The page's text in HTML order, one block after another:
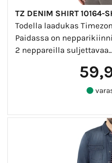
TZ DENIM SHIRT 10164-
Todella laadukas
Paidassa on
2 neppareilla